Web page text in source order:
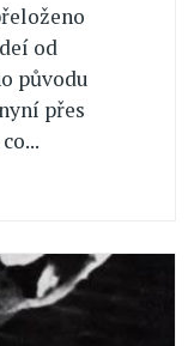
od
původu
přes